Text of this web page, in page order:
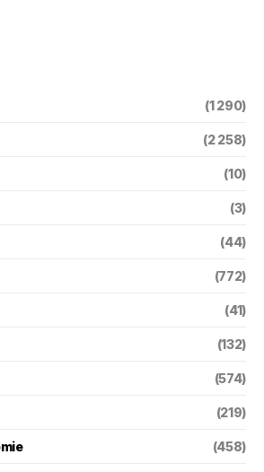
(1 290)
(2 258)
(10)
(3)
(44)
(772)
(41)
(132)
(574)
(219)
(458)